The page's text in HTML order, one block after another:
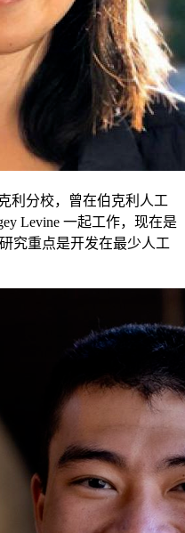
分校，曾在伯克利人工
Levine 一起工作，现在是
究重点是开发在最少人工